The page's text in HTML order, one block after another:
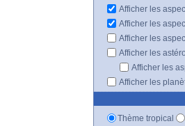
Afficher les
Afficher les
Afficher les
Afficher les
Afficher les
Afficher les
Thème tropical